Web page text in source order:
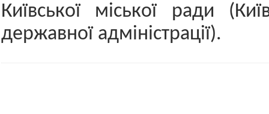
Київської міської ради
державної адміністрації).